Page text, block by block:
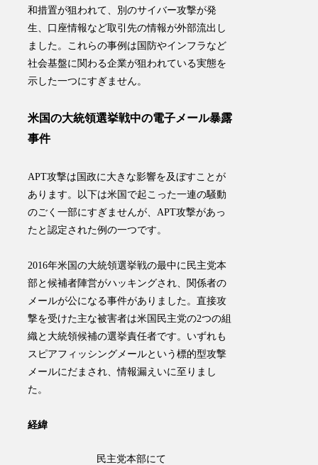
和措置が狙われて、別のサイバー攻撃が発
生、口座情報など取引先の情報が外部流出し
ました。これらの事例は国防やインフラなど
社会基盤に関わる企業が狙われている実態を
示した一つにすぎません。
米国の大統領選挙戦中の電子メール暴露
事件
APT攻撃は国政に大きな影響を及ぼすことが
あります。以下は米国で起こった一連の騒動
のごく一部にすぎませんが、APT攻撃があっ
たと認定された例の一つです。
2016年米国の大統領選挙戦の最中に民主党本
部と候補者陣営がハッキングされ、関係者の
メールが公になる事件がありました。直接攻
撃を受けた主な被害者は米国民主党の2つの組
織と大統領候補の選挙責任者です。いずれも
スピアフィッシングメールという標的型攻撃
メールにだまされ、情報漏えいに至りまし
た。
経緯
民主党本部にて